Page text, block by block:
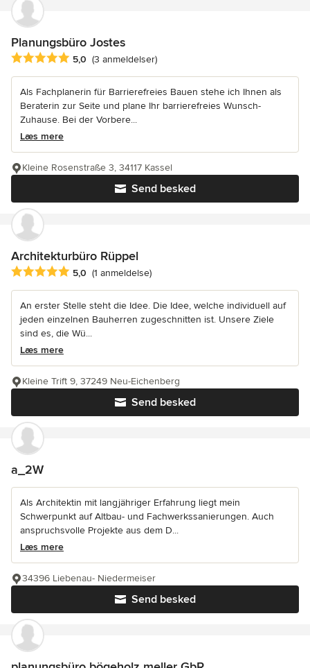
Planungsbüro Jostes
Gennemsnitlig bedømmelse: 5 ud af 5 stjerner
5,0 (3 anmeldelser)
Als Fachplanerin für Barrierefreies Bauen stehe ich Ihnen als
Beraterin zur Seite und plane Ihr barrierefreies Wunsch-
Zuhause. Bei der Vorbere...
Læs mere
Send besked
Kleine Rosenstraße 3, 34117 Kassel
Architekturbüro Rüppel
Gennemsnitlig bedømmelse: 5 ud af 5 stjerner
5,0 (1 anmeldelse)
An erster Stelle steht die Idee. Die Idee, welche individuell auf
jeden einzelnen Bauherren zugeschnitten ist. Unsere Ziele
sind es, die Wü...
Læs mere
Send besked
Kleine Trift 9, 37249 Neu-Eichenberg
a_2W
Als Architektin mit langjähriger Erfahrung liegt mein
Schwerpunkt auf Altbau- und Fachwerkssanierungen. Auch
anspruchsvolle Projekte aus dem D...
Læs mere
Send besked
34396 Liebenau- Niedermeiser